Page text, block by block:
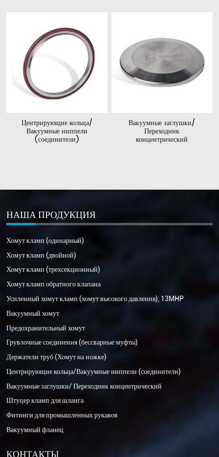
Центрирующие кольца/
Вакуумные ниппели
(соединители)
Вакуумные заглушки/
Переходник
концентрический
НАША ПРОДУКЦИЯ
Хомут кламп (одинарный)
Хомут кламп (двойной)
Хомут кламп (трехсекционный)
Хомут кламп обратного клапана
Усиленный хомут кламп (хомут высокого давления), 13MHP
Вакуумный хомут
Предохранительный хомут
Грувлочные соединения (бессварные муфты)
Держатели труб (Хомут на ножке)
Центрирующие кольца/Вакуумные ниппели (соединители)
Вакуумные заглушки/ Переходник концентрический
Штуцер кламп для шланга
Фитинги для промышленных рукавов
Вакуумный фланец
КОНТАКТЫ